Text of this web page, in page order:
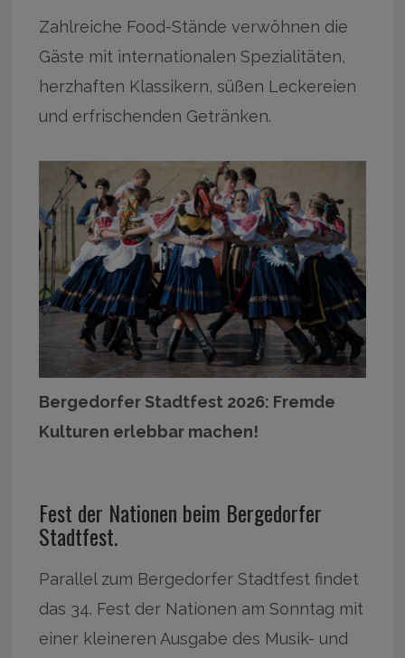
Zahlreiche Food-Stände verwöhnen die
Gäste mit internationalen Spezialitäten,
herzhaften Klassikern, süßen Leckereien
und erfrischenden Getränken.
Bergedorfer Stadtfest 2026: Fremde
Kulturen erlebbar machen!
Fest der Nationen beim Bergedorfer
Stadtfest.
Parallel zum Bergedorfer Stadtfest findet
das 34. Fest der Nationen am Sonntag mit
einer kleineren Ausgabe des Musik- und